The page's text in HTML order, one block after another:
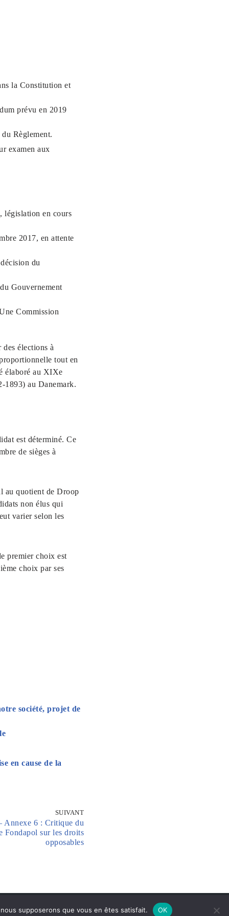
la Constitution et
prévu en 2019
Règlement.
examen aux
législation en cours
2017, en attente
du
Gouvernement
Commission
élections à
tout en
élaboré au XIXe
1893) au Danemark.
est déterminé. Ce
de sièges à
au quotient de Droop
non élus qui
varier selon les
premier choix est
choix par ses
société, projet de
en cause de la
SUIVANT
Annexe 6 : Critique du
Fondapol sur les droits
opposables
supposerons que vous en êtes satisfait. OK